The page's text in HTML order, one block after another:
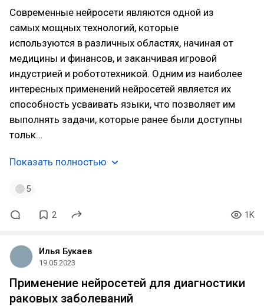
Современные нейросети являются одной из
самых мощных технологий, которые
используются в различных областях, начиная от
медицины и финансов, и заканчивая игровой
индустрией и робототехникой. Одним из наиболее
интересных применений нейросетей является их
способность усваивать языки, что позволяет им
выполнять задачи, которые ранее были доступны
тольк…
Показать полностью
5
2 1K
Илья Букаев
19.05.2023
Применение нейросетей для диагностики
раковых заболеваний